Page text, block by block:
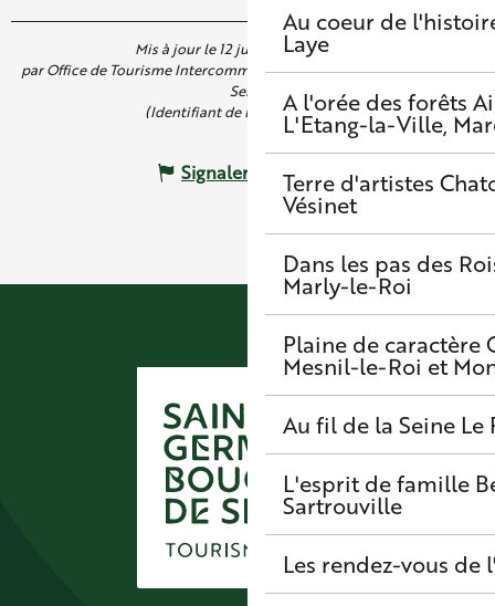
Au coeur de
Laye
A l'orée des forêts
L'Etang-la-Ville,
Terre d'artistes
Vésinet
Dans les pas des
Marly-le-Roi
Plaine de caractère
Mesnil-le-Roi et
Au fil de la Seine Le
L'esprit de famille
Sartrouville
Les rendez-vous de
Mis à jour le 12 juillet 2025 à 10:24
par Office de Tourisme Intercommunal de Saint Germain Boucles de
Seine
(Identifiant de l'offre :4797595)
Signaler une erreur